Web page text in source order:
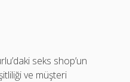
seks shop’un
ve müşteri